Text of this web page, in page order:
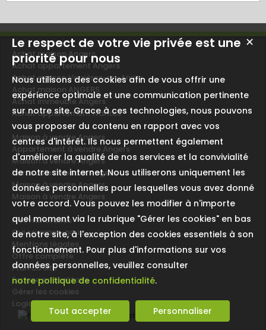
Achat maison Angers
Achat appartement Angers
Achat maison Verrières-en-Anjou
Achat maison ANGERS
Achat immeuble Angers
Achat appartement Nantes
Maison à vendre Angers
Appartement à vendre Angers
Maison à vendre Angers
Immeuble à vendre Angers
Maison à vendre Angers
Maison à vendre Angers
Nos Honoraires
Qui sommes-nous
Mentions légales
Offre complète
Plan du site
Espace propriétaire
Gérer les cookies
Logiciel immobilier
✕
Le respect de votre vie privée est une
priorité pour nous
Nous utilisons des cookies afin de vous offrir une
expérience optimale et une communication pertinente
sur notre site. Grace à ces technologies, nous pouvons
vous proposer du contenu en rapport avec vos
centres d'intérêt. Ils nous permettent également
d'améliorer la qualité de nos services et la convivialité
de notre site internet. Nous utiliserons uniquement les
données personnelles pour lesquelles vous avez donné
votre accord. Vous pouvez les modifier à n'importe
quel moment via la rubrique "Gérer les cookies" en bas
de notre site, à l'exception des cookies essentiels à son
fonctionnement. Pour plus d'informations sur vos
données personnelles, veuillez consulter
notre politique de confidentialité.
Tout accepter Personnaliser